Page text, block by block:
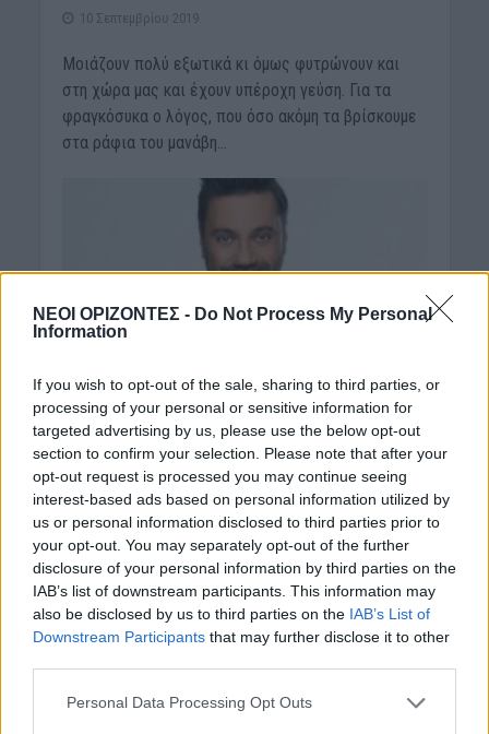
ΝΕΟΙ ΟΡΙΖΟΝΤΕΣ - Do Not Process My Personal
Information
If you wish to opt-out of the sale, sharing to third parties, or
processing of your personal or sensitive information for
targeted advertising by us, please use the below opt-out
section to confirm your selection. Please note that after your
opt-out request is processed you may continue seeing
interest-based ads based on personal information utilized by
us or personal information disclosed to third parties prior to
your opt-out. You may separately opt-out of the further
disclosure of your personal information by third parties on the
IAB’s list of downstream participants. This information may
also be disclosed by us to third parties on the IAB’s List of
Downstream Participants that may further disclose it to other
Personal Data Processing Opt Outs
10 Σεπτεμβρίου 2019
Μοιάζουν πολύ εξωτικά κι όμως φυτρώνουν και
στη χώρα μας και έχουν υπέροχη γεύση. Για τα
φραγκόσυκα ο λόγος, που όσο ακόμη τα βρίσκουμε
στα ράφια του μανάβη...
ΓΕΎΣΗ - ΨΥΧΑΓΩΓΊΑ
Θεοφάνους: Συγκλονίζει η
αποκάλυψη για τα
δύσκολα παιδικά του
χρόνια!
10 Σεπτεμβρίου 2019
δύσκολα παιδικά χρόνια. Τι αναπολείτε από την